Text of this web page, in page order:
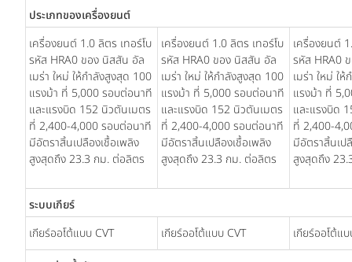
ประเภทของเครื่องยนต์
เครื่องยนต์ 1.0 ลิตร เทอร์โบ
รหัส HRA0 ของ นิสสัน อัล
เมร่า ใหม่ ให้กำลังสูงสุด 100
แรงม้า ที่ 5,000 รอบต่อนาที
และแรงบิด 152 นิวตันเมตร
ที่ 2,400-4,000 รอบต่อนาที
มีอัตราสิ้นเปลืองเชื้อเพลิง
สูงสุดถึง 23.3 กม. ต่อลิตร
เครื่องยนต์ 1.0 ลิตร เทอร์โบ
รหัส HRA0 ของ นิสสัน อัล
เมร่า ใหม่ ให้กำลังสูงสุด 100
แรงม้า ที่ 5,000 รอบต่อนาที
และแรงบิด 152 นิวตันเมตร
ที่ 2,400-4,000 รอบต่อนาที
มีอัตราสิ้นเปลืองเชื้อเพลิง
สูงสุดถึง 23.3 กม. ต่อลิตร
เครื่องยนต์
รหัส HRA0
เมร่า ใหม่ ใ
แรงม้า ที่
และแรงบิด
ที่ 2,400-
มีอัตราสิ้นเป
สูงสุดถึง
ระบบเกียร์
เกียร์ออโต้แบบ CVT
เกียร์ออโต้แบบ CVT
เกียร์ออโต้แ